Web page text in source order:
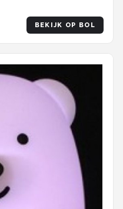
BEKIJK OP BOL